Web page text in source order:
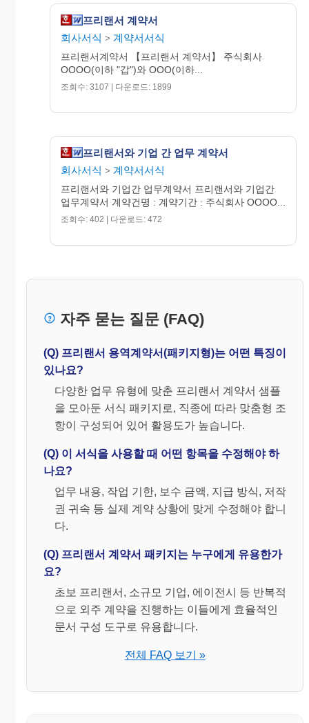
③ 전조 제2항의 사유에 의거, 본 계약을 해지하는 경우, 귀책
사유가 “갑”에게 있을 때에는 “갑”은 잔금(총 계약금액의
70%) 중 50%인 금○○○원정을 용역수행의 대가로 “을”에게 지
제10조(손해배상)
“을”은 자신의 귀책사유로 인하여 납기 지연 등 본 계약을 불
이행한 때에는 이로 인한 손해를 배상할 책임이 있다. 손해배
제11조(해석)
본 계약에 명기하지 아니한 사항 및 본 계약의 해석상의 이의
제12조(소송관할)
본 계약으로 발생되는 분쟁은 서울지방법원을 관할법원으로
명 날인하고 각각 1통씩 보관한다.
○○○○년 ○월 ○○일
「갑」
○○시 ○○구 ○○동 ○○-○○
대표이사 ○ ○ ○
「을」
주민등록번호:
○○시 ○○구 ○○동 ○○-○○
프리랜서 계약서
회사서식 > 계약서서식
프리랜서계약서 【프리랜서 계약서】 주식회사
OOOO(이하 "갑")와 OOO(이하...
조회수: 3107 | 다운로드: 1899
프리랜서와 기업 간 업무 계약서
회사서식 > 계약서서식
프리랜서와 기업간 업무계약서 프리랜서와 기업간
업무계약서 계약건명 : 계약기간 : 주식회사 OOOO...
조회수: 402 | 다운로드: 472
자주 묻는 질문 (FAQ)
(Q) 프리랜서 용역계약서(패키지형)는 어떤 특징이
있나요?
다양한 업무 유형에 맞춘 프리랜서 계약서 샘플
을 모아둔 서식 패키지로, 직종에 따라 맞춤형 조
항이 구성되어 있어 활용도가 높습니다.
(Q) 이 서식을 사용할 때 어떤 항목을 수정해야 하
나요?
업무 내용, 작업 기한, 보수 금액, 지급 방식, 저작
권 귀속 등 실제 계약 상황에 맞게 수정해야 합니
다.
(Q) 프리랜서 계약서 패키지는 누구에게 유용한가
요?
초보 프리랜서, 소규모 기업, 에이전시 등 반복적
으로 외주 계약을 진행하는 이들에게 효율적인
문서 구성 도구로 유용합니다.
전체 FAQ 보기 »